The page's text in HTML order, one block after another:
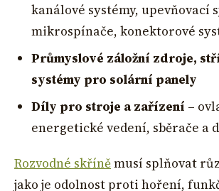
kanálové systémy, upevňovací
mikrospínače, konektorové
Průmyslové záložní zdroje,
systémy pro solární panely
Díly pro stroje a zařízení –
energetické vedení, sběrače a
Rozvodné skříněmusí splňovat
jako je odolnost proti hoření,